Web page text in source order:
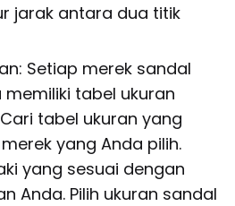
jarak antara dua titik
Setiap merek sandal
tabel ukuran
tabel ukuran yang
yang Anda pilih.
yang sesuai dengan
Anda. Pilih ukuran sandal